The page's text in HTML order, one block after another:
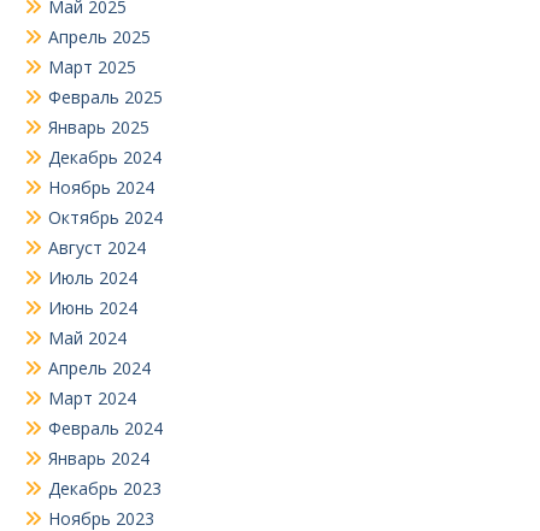
Май 2025
Апрель 2025
Март 2025
Февраль 2025
Январь 2025
Декабрь 2024
Ноябрь 2024
Октябрь 2024
Август 2024
Июль 2024
Июнь 2024
Май 2024
Апрель 2024
Март 2024
Февраль 2024
Январь 2024
Декабрь 2023
Ноябрь 2023